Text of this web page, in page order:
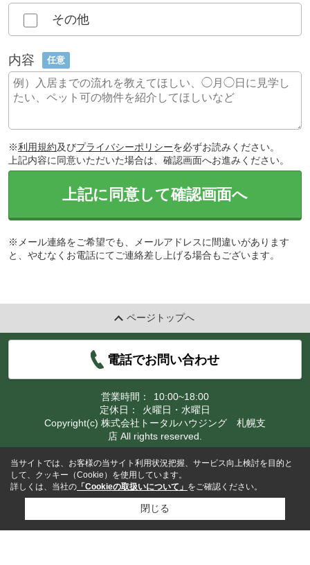
その他
内容 任意
※利用規約及びプライバシーポリシーを必ずお読みください。
上記内容に同意いただいた場合は、確認画面へお進みください。
上記に同意して確認画面へ
※メール連絡をご希望でも、メールアドレスに間違いがあります
と、やむなくお電話にてご連絡差し上げる場合もございます。
ページトップへ
電話でお問い合わせ
営業時間：
10:00~18:00
定休日：
火曜日・水曜日
Copyright(c) 株式会社トータルハウジング 札幌支
店 All rights reserved.
当サイトでは、お客様の当サイト利用状況把握、サービス向上検討を目的と
して、クッキー（Cookie）を使用しています。
詳しくは、当社の 「Cookieの取扱いについて」 をご確認ください。
閉じる